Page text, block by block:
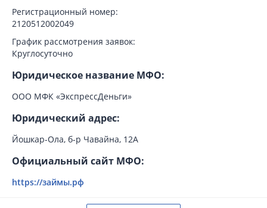
Регистрационный номер:
2120512002049
График рассмотрения заявок:
Круглосуточно
Юридическое название МФО:
ООО МФК «ЭкспрессДеньги»
Юридический адрес:
Йошкар-Ола, б-р Чавайна, 12А
Официальный сайт МФО:
https://займы.рф